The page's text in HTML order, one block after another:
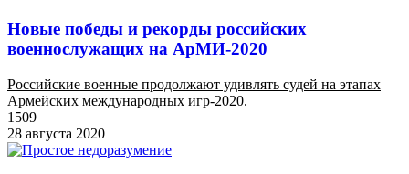
Новые победы и рекорды российских
военнослужащих на АрМИ-2020
Российские военные продолжают удивлять судей на этапах
Армейских международных игр-2020.
1509
28 августа 2020